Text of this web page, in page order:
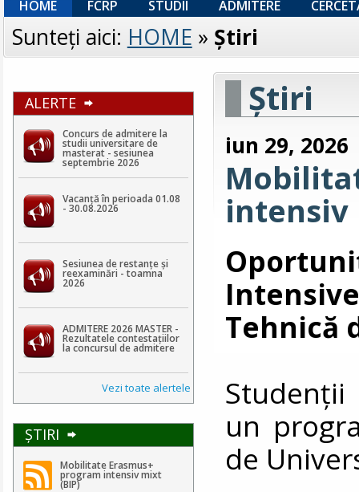
HOME FCRP STUDII ADMITERE
Sunteţi aici: HOME » Ştiri
ALERTE
Concurs de admitere la
studii universitare de
masterat - sesiunea
septembrie 2026
Vacanță în perioada 01.08
- 30.08.2026
Sesiunea de restanțe și
reexaminări - toamna
2026
ADMITERE 2026 MASTER -
Rezultatele contestaţiilor
la concursul de admitere
Vezi toate alertele
ŞTIRI
Mobilitate Erasmus+
program intensiv mixt
(BIP)
Ştiri
iun 29, 2026
intensiv
Tehnică
un
de